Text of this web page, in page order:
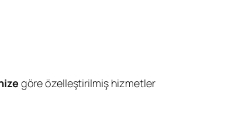
göre özelleştirilmiş hizmetler